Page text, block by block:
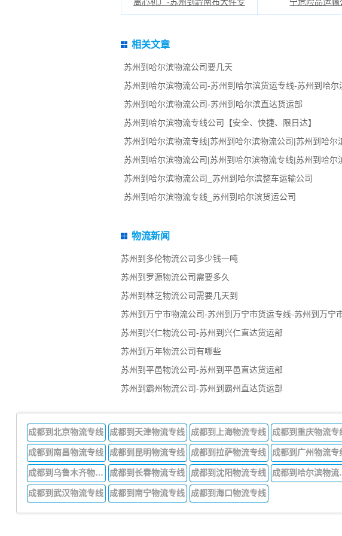
相关文章
苏州到哈尔滨物流公司要几天
苏州到哈尔滨物流公司-苏州到哈尔滨货运专线-苏州到哈尔
苏州到哈尔滨物流公司-苏州到哈尔滨直达货运部
苏州到哈尔滨物流专线公司【安全、快捷、限日达】
苏州到哈尔滨物流专线|苏州到哈尔滨物流公司|苏州到哈尔
苏州到哈尔滨物流公司|苏州到哈尔滨物流专线|苏州到哈尔
苏州到哈尔滨物流公司_苏州到哈尔滨整车运输公司
苏州到哈尔滨物流专线_苏州到哈尔滨货运公司
物流新闻
苏州到多伦物流公司多少钱一吨
苏州到罗源物流公司需要多久
苏州到林芝物流公司需要几天到
苏州到万宁市物流公司-苏州到万宁市货运专线-苏州到万宁
苏州到兴仁物流公司-苏州到兴仁直达货运部
苏州到万年物流公司有哪些
苏州到平邑物流公司-苏州到平邑直达货运部
苏州到霸州物流公司-苏州到霸州直达货运部
成都到北京物流专线 成都到天津物流专线 成都到上海物流专线 成都到重庆物流专
成都到南昌物流专线 成都到昆明物流专线 成都到拉萨物流专线 成都到广州物流专
成都到乌鲁木齐物流专线 成都到长春物流专线 成都到沈阳物流专线 成都
成都到武汉物流专线 成都到南宁物流专线 成都到海口物流专线